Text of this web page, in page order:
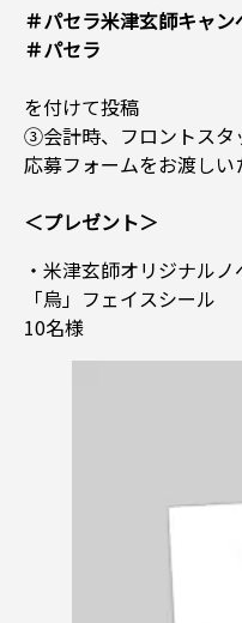
＃パセラ米津玄師キャン
＃パセラ
を付けて投稿
③会計時、フロントスタ
応募フォームをお渡しい
＜プレゼント＞
・米津玄師オリジナルノ
「烏」フェイスシール
10名様